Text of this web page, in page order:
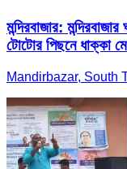
মন্দিরবাজার:
টোটোর পিছনে ধাক্কা
Mandirbazar, South